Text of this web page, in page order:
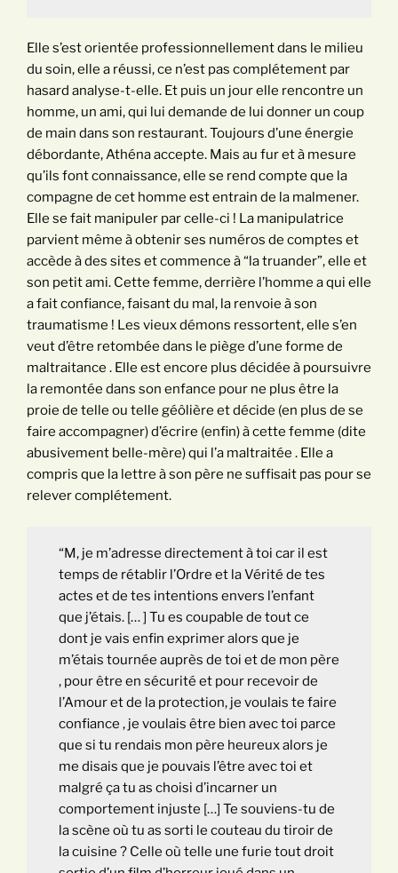
Elle s’est orientée professionnellement dans le milieu
du soin, elle a réussi, ce n’est pas complétement par
hasard analyse-t-elle. Et puis un jour elle rencontre un
homme, un ami, qui lui demande de lui donner un coup
de main dans son restaurant. Toujours d’une énergie
débordante, Athéna accepte. Mais au fur et à mesure
qu’ils font connaissance, elle se rend compte que la
compagne de cet homme est entrain de la malmener.
Elle se fait manipuler par celle-ci ! La manipulatrice
parvient même à obtenir ses numéros de comptes et
accède à des sites et commence à “la truander”, elle et
son petit ami. Cette femme, derrière l’homme a qui elle
a fait confiance, faisant du mal, la renvoie à son
traumatisme ! Les vieux démons ressortent, elle s’en
veut d’être retombée dans le piège d’une forme de
maltraitance . Elle est encore plus décidée à poursuivre
la remontée dans son enfance pour ne plus être la
proie de telle ou telle géôlière et décide (en plus de se
faire accompagner) d’écrire (enfin) à cette femme (dite
abusivement belle-mère) qui l’a maltraitée . Elle a
compris que la lettre à son père ne suffisait pas pour se
relever complétement.
“M, je m’adresse directement à toi car il est
temps de rétablir l’Ordre et la Vérité de tes
actes et de tes intentions envers l’enfant
que j’étais. [… ] Tu es coupable de tout ce
dont je vais enfin exprimer alors que je
m’étais tournée auprès de toi et de mon père
, pour être en sécurité et pour recevoir de
l’Amour et de la protection, je voulais te faire
confiance , je voulais être bien avec toi parce
que si tu rendais mon père heureux alors je
me disais que je pouvais l’être avec toi et
malgré ça tu as choisi d’incarner un
comportement injuste […] Te souviens-tu de
la scène où tu as sorti le couteau du tiroir de
la cuisine ? Celle où telle une furie tout droit